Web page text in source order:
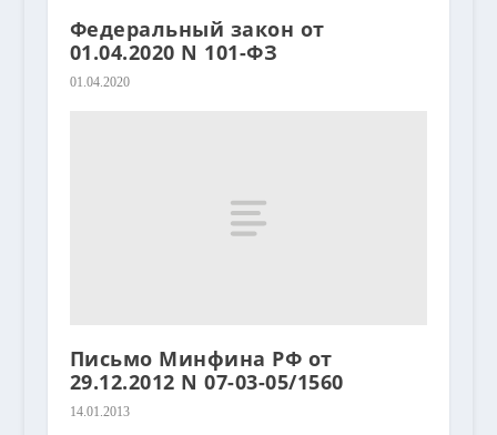
Федеральный закон от
01.04.2020 N 101-ФЗ
01.04.2020
Письмо Минфина РФ от
29.12.2012 N 07-03-05/1560
14.01.2013